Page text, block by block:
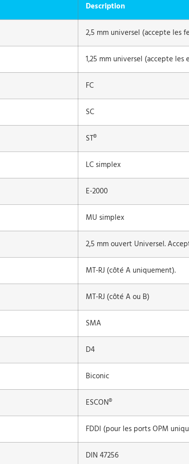
Description
2,5 mm universel (accepte les
1,25 mm universel (accepte les
FC
SC
ST®
LC simplex
E-2000
MU simplex
2,5 mm ouvert Universel.
MT-RJ (côté A uniquement).
MT-RJ (côté A ou B)
SMA
D4
Biconic
ESCON®
FDDI (pour les ports OPM
DIN 47256